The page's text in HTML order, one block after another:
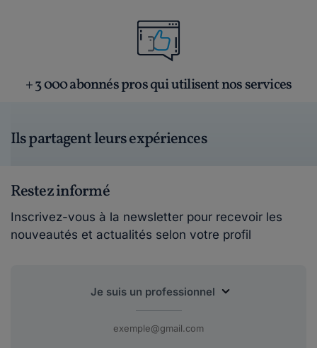
+ 3 000 abonnés pros qui utilisent nos services
Ils partagent leurs expériences
Restez informé
Inscrivez-vous à la newsletter pour recevoir les
nouveautés et actualités selon votre profil